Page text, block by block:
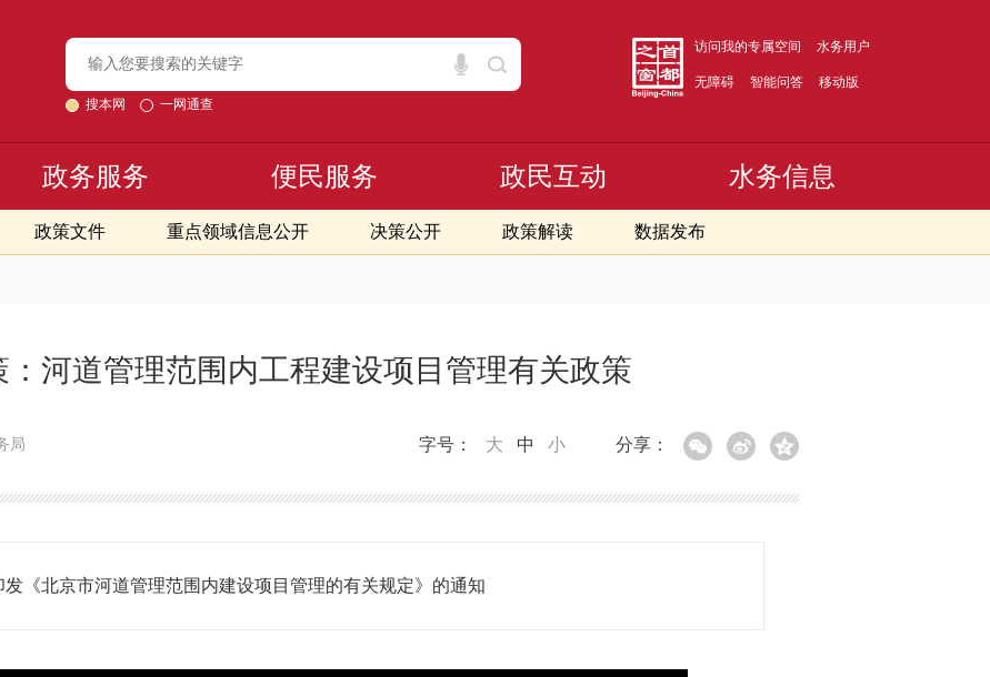
搜本网 一网通查
访问我的专属空间 水务用户
无障碍 智能问答 移动版
政策文件 重点领域信息公开 决策公开 政策解读 数据发布
政务服务 便民服务 政民互动 水务信息
：河道管理范围内工程建设项目管理有关政策
局 分享：
字号： 大 中 小
《北京市河道管理范围内建设项目管理的有关规定》的通知